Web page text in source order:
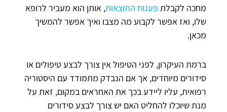
מחכה לקבלת פענוח התוצאות, אותן הוא מעביר לרופא
שלו, ואז אפשר לקבוע מה מצבו ואיך אפשר להמשיך
מכאן.
ברמת העיקרון, לפני הטיפול אין צורך לבצע טיפולים או
סידורים מיוחדים, אך אם הנבדק מתמודד עם היסטוריה
רפואית, עליו ליידע בכך את האחראים במקום, זאת על
מנת שיוכלו להחליט האם יש צורך לבצע סידורים